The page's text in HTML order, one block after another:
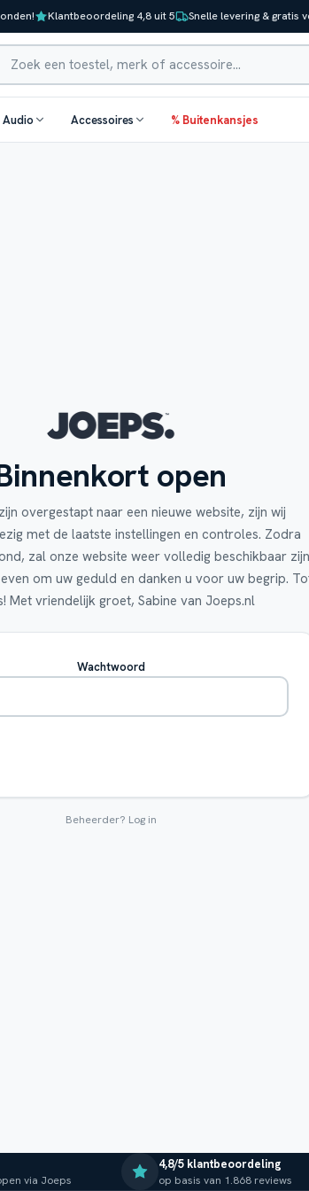
Klantbeoordeling 4,8 uit 5 Snelle levering & gratis
Audio Accessoires % Buitenkansjes
open
overgestapt naar een nieuwe website, zijn wij
met de laatste instellingen en controles. Zodra
zal onze website weer volledig beschikbaar
om uw geduld en danken u voor uw begrip.
Met vriendelijk groet, Sabine van Joeps.nl
Wachtwoord
Beheerder? Log in
via Joeps
4,8/5 klantbeoordeling
op basis van 1.868 reviews